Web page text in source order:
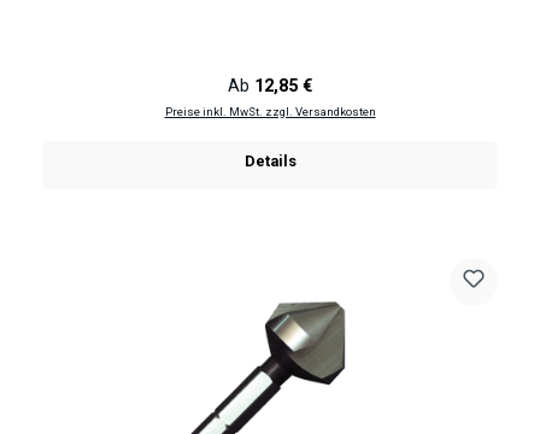
Regulärer Preis:
Ab 12,85 €
Preise inkl. MwSt. zzgl. Versandkosten
Details